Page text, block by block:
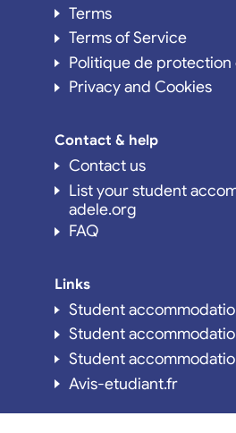
Terms
Terms of Service
Politique de protection
Privacy and Cookies
Contact & help
Contact us
List your student
adele.org
FAQ
Links
Student
Student
Student
Avis-etudiant.fr